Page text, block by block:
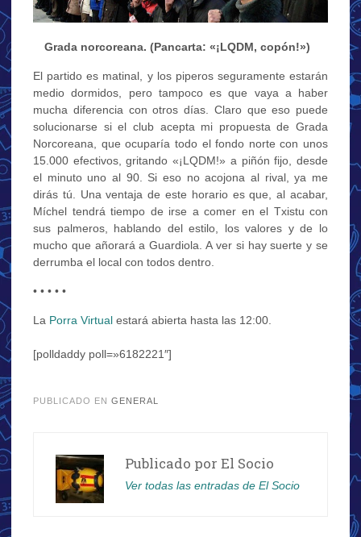
Grada norcoreana. (Pancarta: «¡LQDM, copón!»)
El partido es matinal, y los piperos seguramente estarán
medio dormidos, pero tampoco es que vaya a haber
mucha diferencia con otros días. Claro que eso puede
solucionarse si el club acepta mi propuesta de Grada
Norcoreana, que ocuparía todo el fondo norte con unos
15.000 efectivos, gritando «¡LQDM!» a piñón fijo, desde
el minuto uno al 90. Si eso no acojona al rival, ya me
dirás tú. Una ventaja de este horario es que, al acabar,
Míchel tendrá tiempo de irse a comer en el Txistu con
sus palmeros, hablando del estilo, los valores y de lo
mucho que añorará a Guardiola. A ver si hay suerte y se
derrumba el local con todos dentro.
• • • • •
La Porra Virtual estará abierta hasta las 12:00.
[polldaddy poll=»6182221″]
PUBLICADO EN GENERAL
Publicado por El Socio
Ver todas las entradas de El Socio